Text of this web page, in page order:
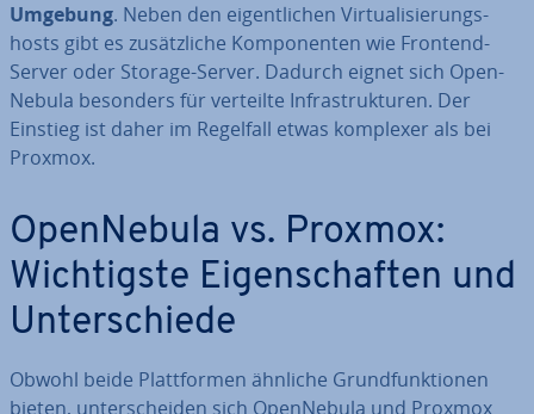
Umgebung. Neben den ei­gent­li­chen Vir­tua­li­sie­rungs­
hosts gibt es zu­sätz­li­che Kom­po­nen­ten wie Frontend-
Server oder Storage-Server. Dadurch eignet sich Open­
Ne­bu­la besonders für verteilte In­fra­struk­tu­ren. Der
Einstieg ist daher im Regelfall etwas komplexer als bei
Proxmox.
Open­Ne­bu­la vs. Proxmox:
Wich­tigs­te Ei­gen­schaf­ten und
Un­ter­schie­de
Obwohl beide Platt­for­men ähnliche Grund­funk­tio­nen
bieten, un­ter­schei­den sich Open­Ne­bu­la und Proxmox